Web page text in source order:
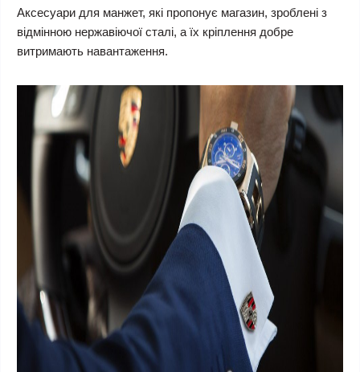
Аксесуари для манжет, які пропонує магазин, зроблені з
відмінною нержавіючої сталі, а їх кріплення добре
витримають навантаження.